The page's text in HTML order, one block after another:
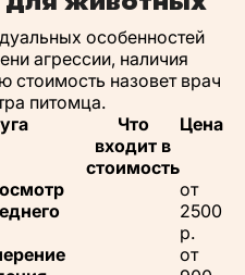
особенностей
агрессии, наличия
стоимость назовет врач
питомца.
Что
входит в
стоимость
Цена
от
2500
р.
от